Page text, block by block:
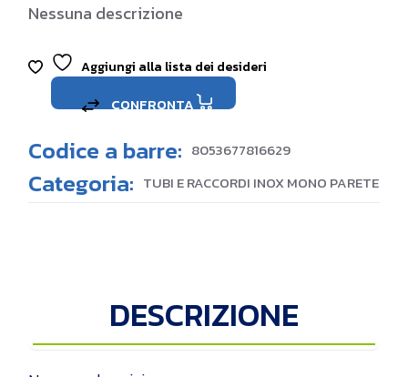
Nessuna descrizione
Aggiungi alla lista dei desideri
CONFRONTA
Codice a barre: 8053677816629
Categoria: TUBI E RACCORDI INOX MONO PARETE
DESCRIZIONE